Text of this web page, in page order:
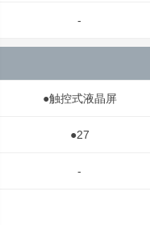
-
●触控式液晶屏
●27
-